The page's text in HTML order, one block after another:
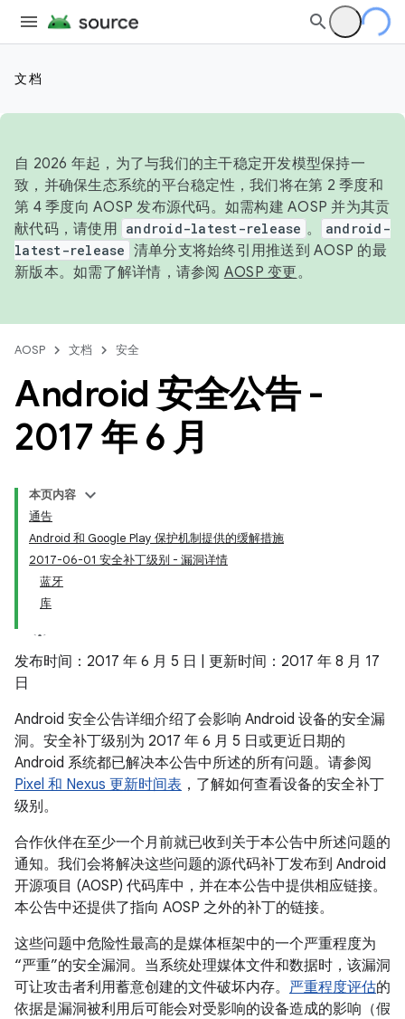
文档
自 2026 年起，为了与我们的主干稳定开发模型保持一
致，并确保生态系统的平台稳定性，我们将在第 2 季度和
第 4 季度向 AOSP 发布源代码。如需构建 AOSP 并为其贡
献代码，请使用 android-latest-release 。
android-
latest-release 清单分支将始终引用推送到 AOSP 的最
新版本。如需了解详情，请参阅 AOSP 变更。
AOSP 文档 安全
Android 安全公告 -
2017 年 6 月
本页内容
通告
Android 和 Google Play 保护机制提供的缓解措施
2017-06-01 安全补丁级别 - 漏洞详情
蓝牙
库
发布时间：2017 年 6 月 5 日 | 更新时间：2017 年 8 月 17
日
Android 安全公告详细介绍了会影响 Android 设备的安全漏
洞。安全补丁级别为 2017 年 6 月 5 日或更近日期的
Android 系统都已解决本公告中所述的所有问题。请参阅
Pixel 和 Nexus 更新时间表 ，了解如何查看设备的安全补丁
级别。
合作伙伴在至少一个月前就已收到关于本公告中所述问题的
通知。我们会将解决这些问题的源代码补丁发布到 Android
开源项目 (AOSP) 代码库中，并在本公告中提供相应链接。
本公告中还提供了指向 AOSP 之外的补丁的链接。
这些问题中危险性最高的是媒体框架中的一个严重程度为
“严重”的安全漏洞。当系统处理媒体文件和数据时，该漏洞
可让攻击者利用蓄意创建的文件破坏内存。 严重程度评估的
依据是漏洞被利用后可能会对受影响的设备造成的影响（假